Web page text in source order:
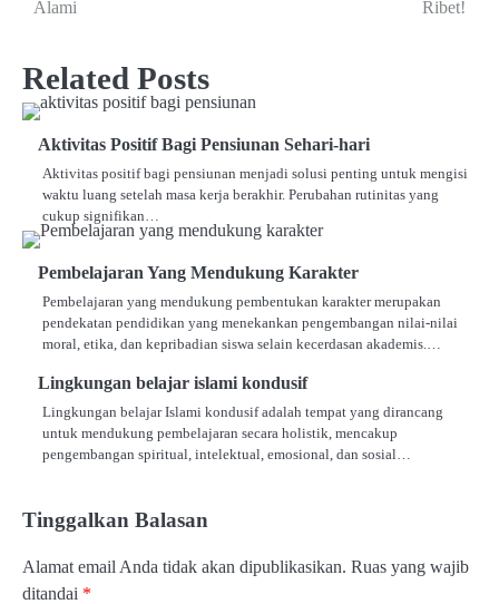
Alami Ribet!
Related Posts
Aktivitas Positif Bagi Pensiunan Sehari-hari
Aktivitas positif bagi pensiunan menjadi solusi penting untuk mengisi
waktu luang setelah masa kerja berakhir. Perubahan rutinitas yang
cukup signifikan…
Pembelajaran Yang Mendukung Karakter
Pembelajaran yang mendukung pembentukan karakter merupakan
pendekatan pendidikan yang menekankan pengembangan nilai-nilai
moral, etika, dan kepribadian siswa selain kecerdasan akademis.…
Lingkungan belajar islami kondusif
Lingkungan belajar Islami kondusif adalah tempat yang dirancang
untuk mendukung pembelajaran secara holistik, mencakup
pengembangan spiritual, intelektual, emosional, dan sosial…
Tinggalkan Balasan
Alamat email Anda tidak akan dipublikasikan. Ruas yang wajib
ditandai *